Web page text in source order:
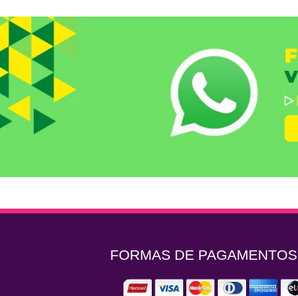
FORMAS DE PAGAMENTOS